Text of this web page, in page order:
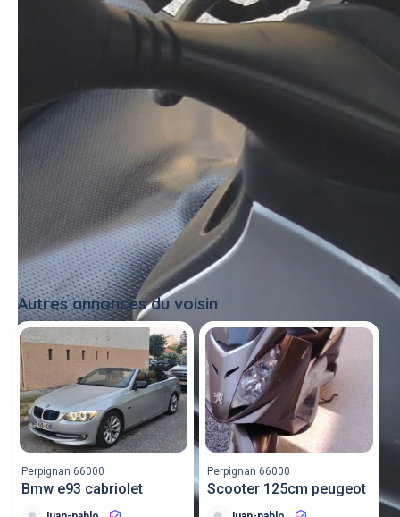
Autres annonces du voisin
Perpignan 66000
Bmw e93 cabriolet
Perpignan 66000
Scooter 125cm peugeot